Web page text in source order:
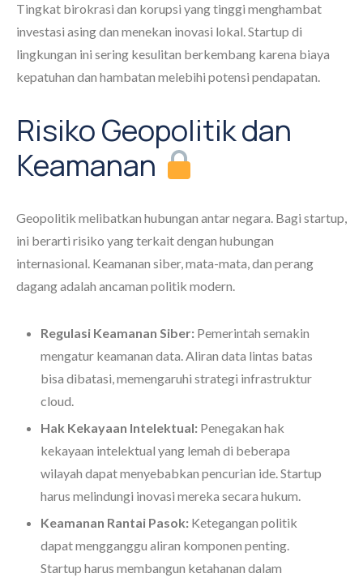
Tingkat birokrasi dan korupsi yang tinggi menghambat
investasi asing dan menekan inovasi lokal. Startup di
lingkungan ini sering kesulitan berkembang karena biaya
kepatuhan dan hambatan melebihi potensi pendapatan.
Risiko Geopolitik dan
Keamanan
Geopolitik melibatkan hubungan antar negara. Bagi startup,
ini berarti risiko yang terkait dengan hubungan
internasional. Keamanan siber, mata-mata, dan perang
dagang adalah ancaman politik modern.
Regulasi Keamanan Siber: Pemerintah semakin
mengatur keamanan data. Aliran data lintas batas
bisa dibatasi, memengaruhi strategi infrastruktur
cloud.
Hak Kekayaan Intelektual: Penegakan hak
kekayaan intelektual yang lemah di beberapa
wilayah dapat menyebabkan pencurian ide. Startup
harus melindungi inovasi mereka secara hukum.
Keamanan Rantai Pasok: Ketegangan politik
dapat mengganggu aliran komponen penting.
Startup harus membangun ketahanan dalam